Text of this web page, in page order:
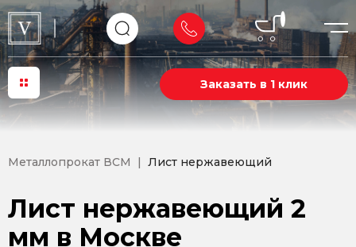
Заказать в 1 клик
Металлопрокат ВСМ Лист нержавеющий
Лист нержавеющий 2
мм в Москве